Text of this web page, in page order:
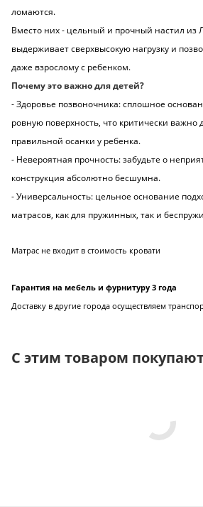
ломаются.
Вместо них - цельный и прочный настил из
выдерживает сверхвысокую нагрузку и
даже взрослому с ребенком.
Почему это важно для детей?
- Здоровье позвоночника: сплошное
ровную поверхность, что критически
правильной осанки у ребенка.
- Невероятная прочность: забудьте о
конструкция абсолютно бесшумна.
- Универсальность: цельное основание
матрасов, как для пружинных, так и
Матрас не входит в стоимость кровати
Гарантия на мебель и фурнитуру 3 года
Доставку в другие города осуществляем
С этим товаром